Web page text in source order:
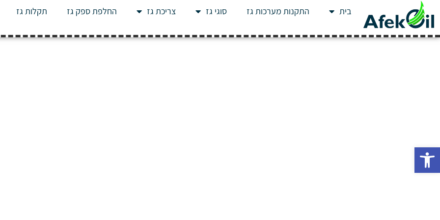
פתח סרגל נגישות
בית התקנות מערכות גז סוגי גז צריכת גז החלפת ספק גז תקלות גז